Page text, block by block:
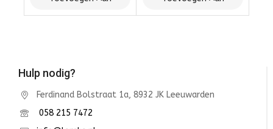
Winkelwagen
Winkelwagen
Hulp nodig?
Ferdinand Bolstraat 1a, 8932 JK Leeuwarden
058 215 7472